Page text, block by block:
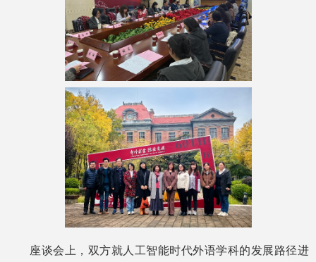
座谈会上，双方就人工智能时代外语学科的发展路径进